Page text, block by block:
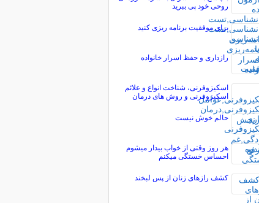
روحی خود پی ببرید
برای موفقیت برنامه ریزی کنید
رازداری و حفظ اسرار خانواده
اسکیزوفرنی، شناخت انواع و علائم
اسکیزوفرنی و روش های درمان
حالم خوش نیست
هر روز وقتی از خواب بیدار میشوم
احساس خستگی میکنم
کشف رازهای زنان از پس لبخند